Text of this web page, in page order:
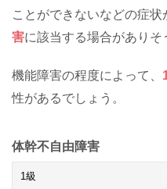
ことができないなどの症状
害に該当する場合がありそ
機能障害の程度によって、
性があるでしょう。
体幹不自由障害
1級